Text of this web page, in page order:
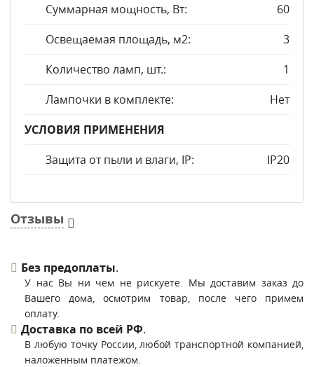
Суммарная мощность, Вт:
60
Освещаемая площадь, м2:
3
Количество ламп, шт.:
1
Лампочки в комплекте:
Нет
УСЛОВИЯ ПРИМЕНЕНИЯ
Защита от пыли и влаги, IP:
IP20
Отзывы
Без предоплаты.
У нас Вы ни чем не рискуете. Мы доставим заказ до
Вашего дома, осмотрим товар, после чего примем
оплату.
Доставка по всей РФ.
В любую точку России, любой транспортной компанией,
наложенным платежом.